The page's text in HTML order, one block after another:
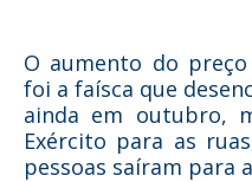
O aumento do
foi a faísca que
ainda em outubro,
Exército para as
pessoas saíram para